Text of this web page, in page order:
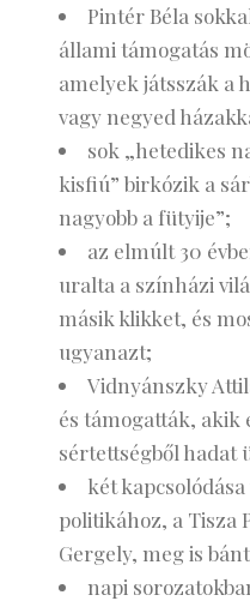
Pintér Béla
állami támogatás
amelyek játsszák a
vagy negyed
sok „hetedikes
kisfiú” birkózik a
nagyobb a fütyije”;
az elmúlt 30
uralta a színházi
másik klikket, és
ugyanazt;
Vidnyánszky
és támogatták, akik
sértettségből hadat
két
politikához, a Tisza
Gergely, meg is
napi